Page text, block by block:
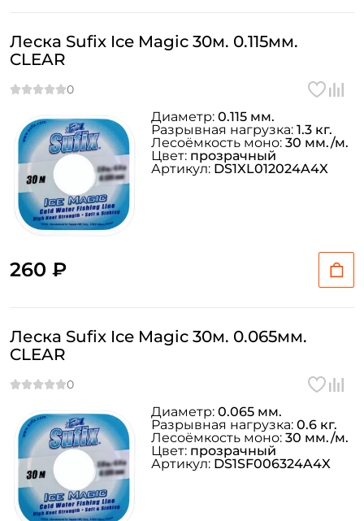
Леска Sufix Ice Magic 30м. 0.115мм.
CLEAR
260 ₽
Диаметр: 0.115 мм.
Разрывная нагрузка: 1.3 кг.
Лесоёмкость моно: 30 мм./м.
Цвет: прозрачный
Артикул: DS1XL012024A4X
Леска Sufix Ice Magic 30м. 0.065мм.
CLEAR
Диаметр: 0.065 мм.
Разрывная нагрузка: 0.6 кг.
Лесоёмкость моно: 30 мм./м.
Цвет: прозрачный
Артикул: DS1SF006324A4X